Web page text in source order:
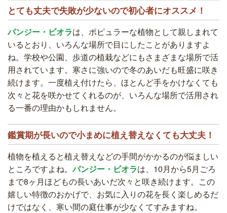
とても丈夫で失敗が少ないので初心者にオススメ！
パンジー・ビオラは、ポピュラーな植物として親しまれて
いるとおり、いろんな場所で目にしたことがありますよ
ね。学校や公園、歩道の植栽などにもさまざまな場所で活
用されています。寒さに強いので冬のあいだも旺盛に咲き
続けます。一度植え付けたら、ほとんど手をかけなくても
次々と花を咲かせてくれるのが、いろんな場所で活用され
る一番の理由かもしれません。
鑑賞期が長いので小まめに植え替えなくても大丈夫！
植物を植えると植え替えなどの手間がかかるのが悩ましい
ところですよね。パンジー・ビオラは、10月から5月ごろ
まで8ヶ月ほどもの長いあいだ次々と咲き続けます。この
嬉しい特徴のおかげで、お気に入りの花を長く楽しめるだ
けではなく、寒い間の庭仕事が少なくてすみますね。